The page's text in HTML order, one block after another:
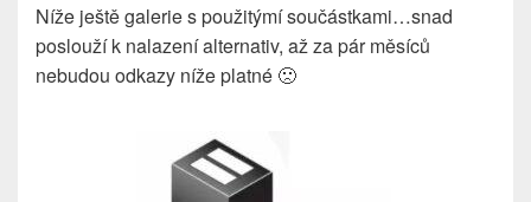
Níže ještě galerie s použitýmí součástkami…snad
poslouží k nalazení alternativ, až za pár měsíců
nebudou odkazy níže platné 🙁